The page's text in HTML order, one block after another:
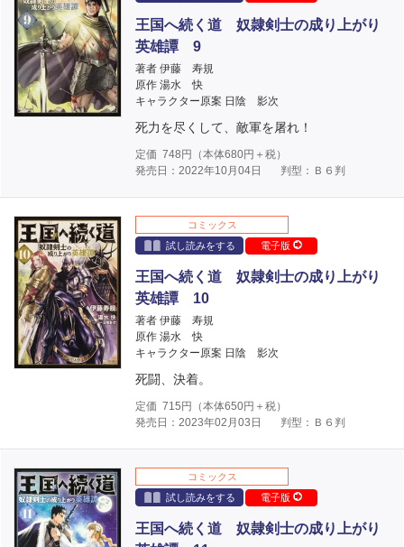
王国へ続く道 奴隷剣士の成り上がり
英雄譚 9
著者 伊藤 寿規
原作 湯水 快
キャラクター原案 日陰 影次
死力を尽くして、敵軍を屠れ！
定価 748 円（本体680円＋税）
発売日：2022年10月04日
判型：Ｂ６判
コミックス
試し読みをする
電子版
王国へ続く道 奴隷剣士の成り上がり
英雄譚 10
著者 伊藤 寿規
原作 湯水 快
キャラクター原案 日陰 影次
死闘、決着。
定価 715 円（本体650円＋税）
発売日：2023年02月03日
判型：Ｂ６判
コミックス
試し読みをする
電子版
王国へ続く道 奴隷剣士の成り上がり